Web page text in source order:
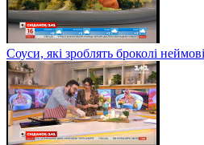
Соуси, які зроблять броколі